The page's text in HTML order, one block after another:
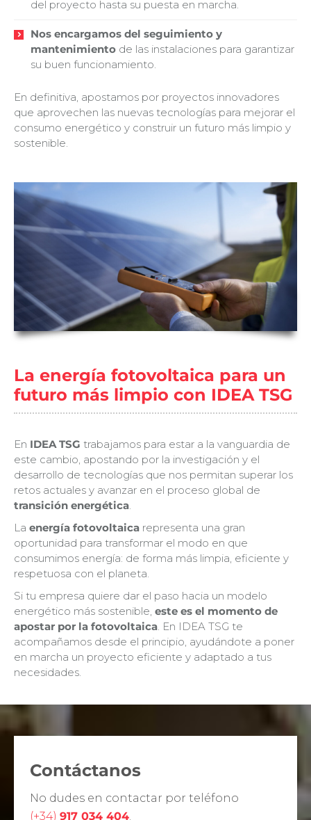
del proyecto hasta su puesta en marcha.
Nos encargamos del seguimiento y
mantenimiento de las instalaciones para garantizar
su buen funcionamiento.
En definitiva, apostamos por proyectos innovadores
que aprovechen las nuevas tecnologías para mejorar el
consumo energético y construir un futuro más limpio y
sostenible.
La energía fotovoltaica para un
futuro más limpio con IDEA TSG
En IDEA TSG trabajamos para estar a la vanguardia de
este cambio, apostando por la investigación y el
desarrollo de tecnologías que nos permitan superar los
retos actuales y avanzar en el proceso global de
transición energética.
La energía fotovoltaica representa una gran
oportunidad para transformar el modo en que
consumimos energía: de forma más limpia, eficiente y
respetuosa con el planeta.
Si tu empresa quiere dar el paso hacia un modelo
energético más sostenible, este es el momento de
apostar por la fotovoltaica. En IDEA TSG te
acompañamos desde el principio, ayudándote a poner
en marcha un proyecto eficiente y adaptado a tus
necesidades.
Contáctanos
No dudes en contactar por teléfono
(+34) 917 034 404.